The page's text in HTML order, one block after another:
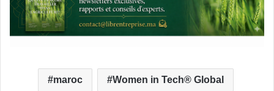
maroc Women in Tech® Global